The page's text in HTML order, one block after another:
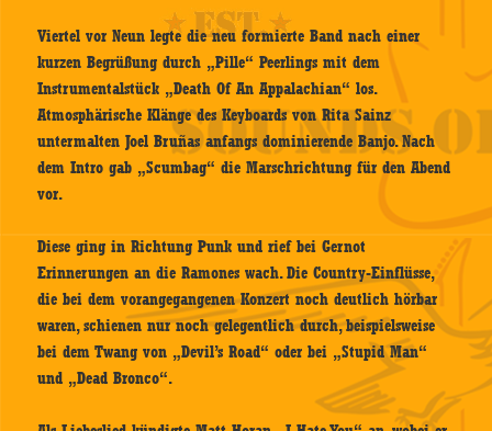
Viertel vor Neun legte die neu formierte Band nach einer
kurzen Begrüßung durch „Pille“ Peerlings mit dem
Instrumentalstück „Death Of An Appalachian“ los.
Atmosphärische Klänge des Keyboards von Rita Sainz
untermalten Joel Bruñas anfangs dominierende Banjo. Nach
dem Intro gab „Scumbag“ die Marschrichtung für den Abend
vor.
Diese ging in Richtung Punk und rief bei Gernot
Erinnerungen an die Ramones wach. Die Country-Einflüsse,
die bei dem vorangegangenen Konzert noch deutlich hörbar
waren, schienen nur noch gelegentlich durch, beispielsweise
bei dem Twang von „Devil’s Road“ oder bei „Stupid Man“
und „Dead Bronco“.